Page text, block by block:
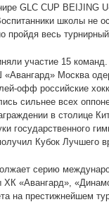
GLC CUP BEIJING
школы не
пройдя весь турнирный
участие 15
«Авангард» Москва
офф российские
сильнее всех
в столице
государственного
Кубок Лучшего
серию
ХК «Авангард»,
на престижнейшем